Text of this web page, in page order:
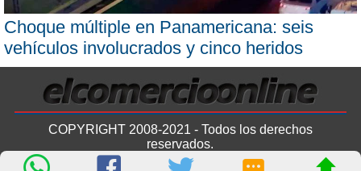
Choque múltiple en Panamericana: seis
vehículos involucrados y cinco heridos
COPYRIGHT 2008-2021 - Todos los derechos
reservados.